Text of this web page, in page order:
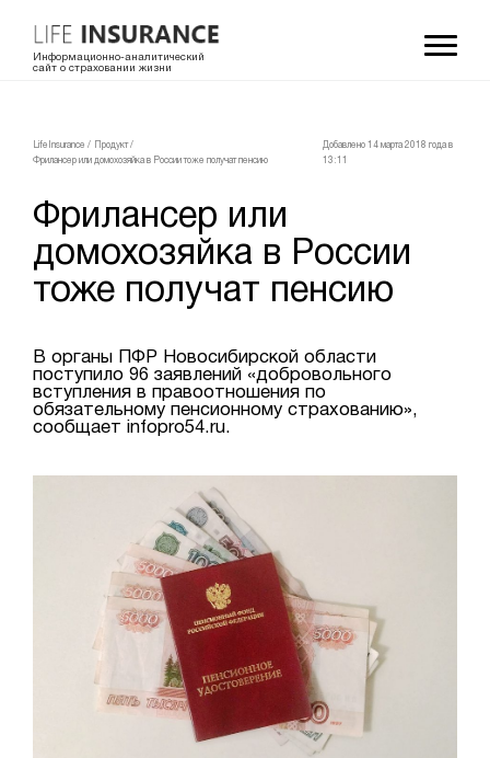
Информационно-аналитический
сайт о страховании жизни
LifeInsurance / Продукт/
Фрилансер или домохозяйка в России тоже получат пенсию
Добавлено 14 мартa 2018 года в
13:11
Фрилансер или
домохозяйка в России
тоже получат пенсию
В органы ПФР Новосибирской области
поступило 96 заявлений «добровольного
вступления в правоотношения по
обязательному пенсионному страхованию»,
сообщает infopro54.ru.